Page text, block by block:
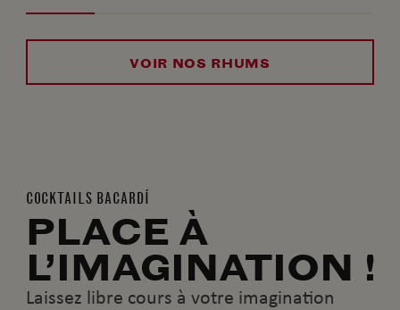
VOIR NOS RHUMS
COCKTAILS BACARDÍ
PLACE À
L’IMAGINATION !
Laissez libre cours à votre imagination